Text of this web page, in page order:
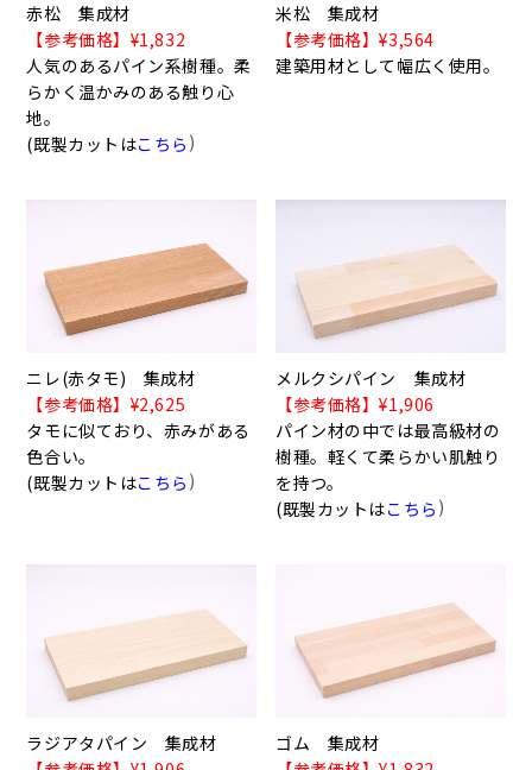
赤松 集成材
【参考価格】¥1,832
人気のあるパイン系樹種。柔
らかく温かみのある触り心
地。
(既製カットはこちら )
米松 集成材
【参考価格】¥3,564
建築用材として幅広く使用。
ニレ(赤タモ) 集成材
【参考価格】¥2,625
タモに似ており、赤みがある
色合い。
(既製カットはこちら )
メルクシパイン 集成材
【参考価格】¥1,906
パイン材の中では最高級材の
樹種。軽くて柔らかい肌触り
を持つ。
(既製カットはこちら )
ラジアタパイン 集成材
ゴム 集成材